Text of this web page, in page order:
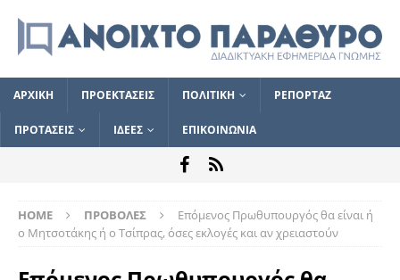
ΑΡΧΙΚΗ ΠΡΟΕΚΤΑΣΕΙΣ ΠΟΛΙΤΙΚΗ ΡΕΠΟΡΤΑΖ
ΠΡΟΤΑΣΕΙΣ ΙΔΕΕΣ ΕΠΙΚΟΙΝΩΝΙΑ
HOME ΠΡΟΒΟΛΕΣ
Επόμενος Πρωθυπουργός θα είναι ή
ο Μητσοτάκης ή ο Τσίπρας, όσες εκλογές και αν χρειαστούν